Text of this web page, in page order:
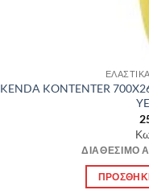
KENDA KONTENTER
ΔΙΑΘΈΣΙΜΟ